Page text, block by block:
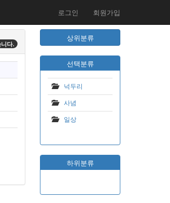
로그인 회원가입
다.
상위분류
선택분류
넉두리
사념
일상
하위분류